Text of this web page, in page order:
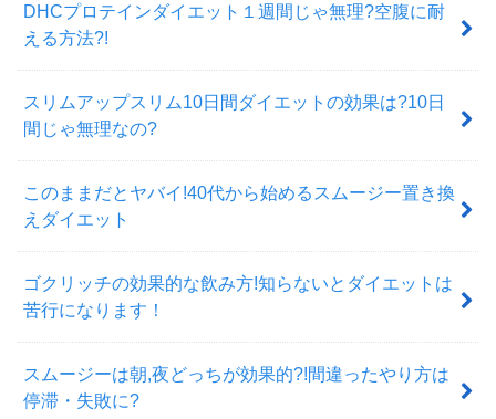
DHCプロテインダイエット１週間じゃ無理?空腹に耐
える方法?!
スリムアップスリム10日間ダイエットの効果は?10日
間じゃ無理なの?
このままだとヤバイ!40代から始めるスムージー置き換
えダイエット
ゴクリッチの効果的な飲み方!知らないとダイエットは
苦行になります！
スムージーは朝,夜どっちが効果的?!間違ったやり方は
停滞・失敗に?